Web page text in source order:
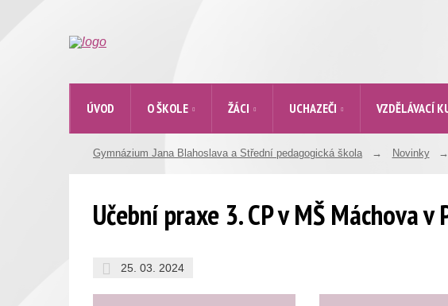
ÚVOD O ŠKOLE ŽÁCI UCHAZEČI VZDĚLÁVACÍ
Gymnázium Jana Blahoslava a Střední pedagogická škola Novinky
Učební praxe 3. CP v MŠ Máchova v
25. 03. 2024